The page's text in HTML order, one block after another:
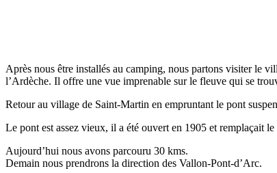
Après nous être installés au camping, nous partons visiter le
l’Ardèche. Il offre une vue imprenable sur le fleuve qui se
Retour au village de Saint-Martin en empruntant le pont
Le pont est assez vieux, il a été ouvert en 1905 et remplaçait
Aujourd’hui nous avons parcouru 30 kms.
Demain nous prendrons la direction des Vallon-Pont-d’Arc.